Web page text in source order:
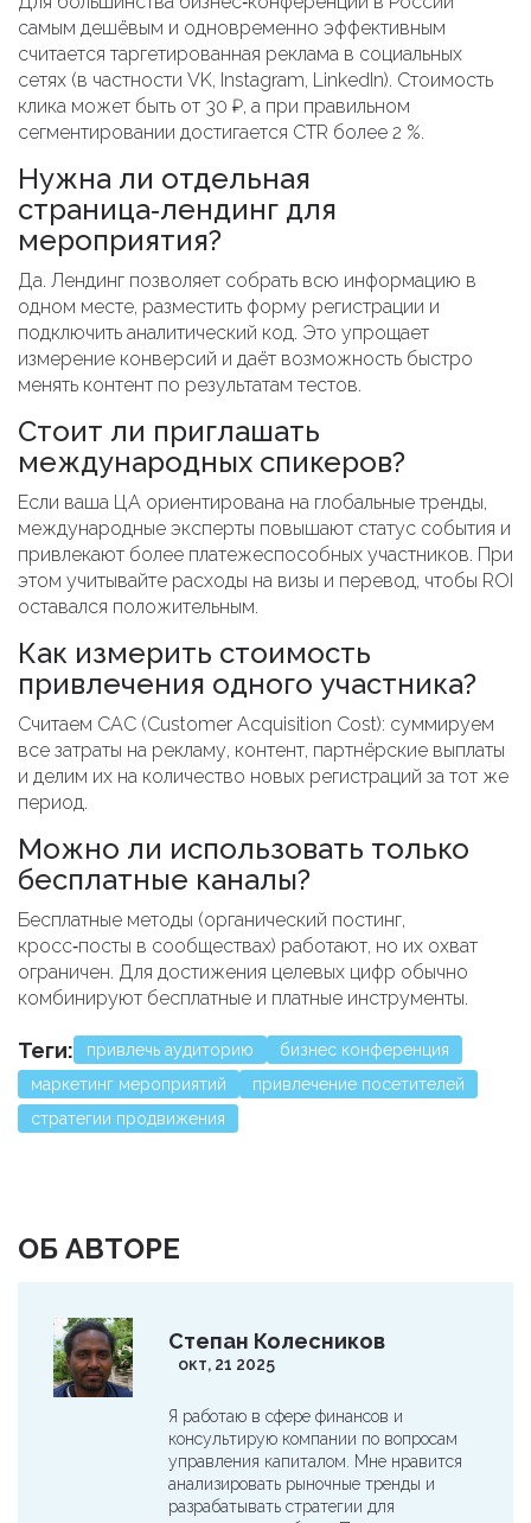
самым дешёвым и одновременно эффективным
считается таргетированная реклама в социальных
сетях (в частности VK, Instagram, LinkedIn). Стоимость
клика может быть от 30 ₽, а при правильном
сегментировании достигается CTR более 2 %.
Нужна ли отдельная
страница‑лендинг для
мероприятия?
Да. Лендинг позволяет собрать всю информацию в
одном месте, разместить форму регистрации и
подключить аналитический код. Это упрощает
измерение конверсий и даёт возможность быстро
менять контент по результатам тестов.
Стоит ли приглашать
международных спикеров?
Если ваша ЦА ориентирована на глобальные тренды,
международные эксперты повышают статус события и
привлекают более платежеспособных участников. При
этом учитывайте расходы на визы и перевод, чтобы ROI
оставался положительным.
Как измерить стоимость
привлечения одного участника?
Считаем CAC (Customer Acquisition Cost): суммируем
все затраты на рекламу, контент, партнёрские выплаты
и делим их на количество новых регистраций за тот же
период.
Можно ли использовать только
бесплатные каналы?
Бесплатные методы (органический постинг,
кросс‑посты в сообществах) работают, но их охват
ограничен. Для достижения целевых цифр обычно
комбинируют бесплатные и платные инструменты.
Теги: привлечь аудиторию
бизнес конференция
маркетинг мероприятий
привлечение посетителей
стратегии продвижения
ОБ АВТОРЕ
Степан Колесников
окт, 21 2025
Я работаю в сфере финансов и
консультирую компании по вопросам
управления капиталом. Мне нравится
анализировать рыночные тренды и
разрабатывать стратегии для